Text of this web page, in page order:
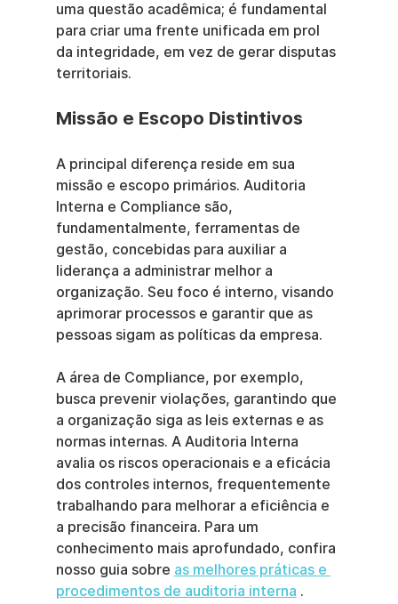
uma questão acadêmica; é fundamental
para criar uma frente unificada em prol
da integridade, em vez de gerar disputas
territoriais.
Missão e Escopo Distintivos
A principal diferença reside em sua
missão e escopo primários. Auditoria
Interna e Compliance são,
fundamentalmente, ferramentas de
gestão, concebidas para auxiliar a
liderança a administrar melhor a
organização. Seu foco é interno, visando
aprimorar processos e garantir que as
pessoas sigam as políticas da empresa.
A área de Compliance, por exemplo,
busca prevenir violações, garantindo que
a organização siga as leis externas e as
normas internas. A Auditoria Interna
avalia os riscos operacionais e a eficácia
dos controles internos, frequentemente
trabalhando para melhorar a eficiência e
a precisão financeira. Para um
conhecimento mais aprofundado, confira
nosso guia sobre as melhores práticas e
procedimentos de auditoria interna .